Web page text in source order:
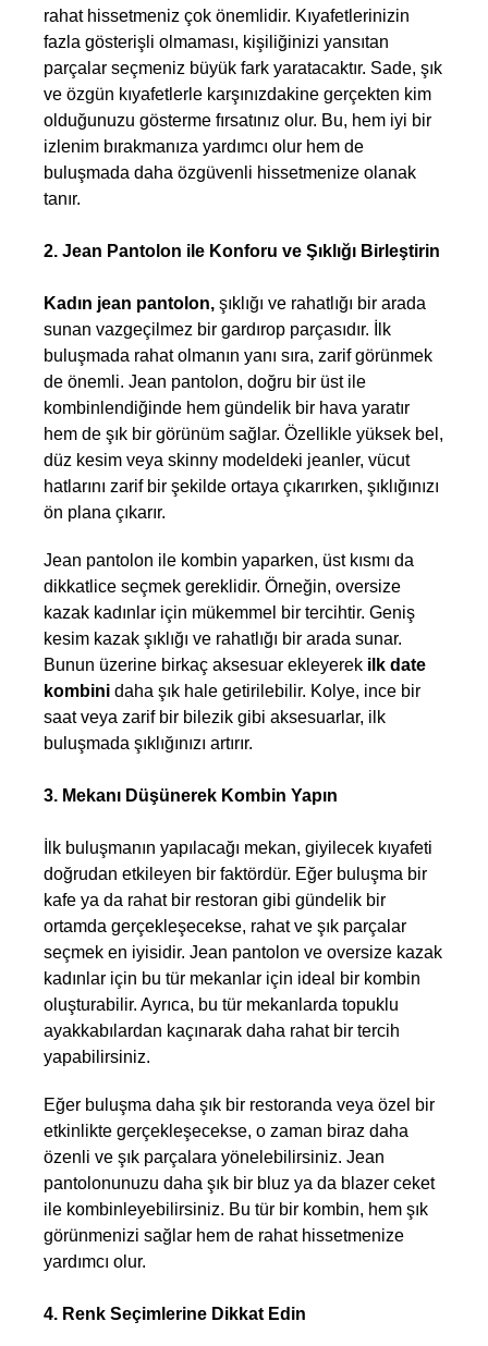
rahat hissetmeniz çok önemlidir. Kıyafetlerinizin
fazla gösterişli olmaması, kişiliğinizi yansıtan
parçalar seçmeniz büyük fark yaratacaktır. Sade, şık
ve özgün kıyafetlerle karşınızdakine gerçekten kim
olduğunuzu gösterme fırsatınız olur. Bu, hem iyi bir
izlenim bırakmanıza yardımcı olur hem de
buluşmada daha özgüvenli hissetmenize olanak
tanır.
2. Jean Pantolon ile Konforu ve Şıklığı Birleştirin
Kadın jean pantolon, şıklığı ve rahatlığı bir arada
sunan vazgeçilmez bir gardırop parçasıdır. İlk
buluşmada rahat olmanın yanı sıra, zarif görünmek
de önemli. Jean pantolon, doğru bir üst ile
kombinlendiğinde hem gündelik bir hava yaratır
hem de şık bir görünüm sağlar. Özellikle yüksek bel,
düz kesim veya skinny modeldeki jeanler, vücut
hatlarını zarif bir şekilde ortaya çıkarırken, şıklığınızı
ön plana çıkarır.
Jean pantolon ile kombin yaparken, üst kısmı da
dikkatlice seçmek gereklidir. Örneğin, oversize
kazak kadınlar için mükemmel bir tercihtir. Geniş
kesim kazak şıklığı ve rahatlığı bir arada sunar.
Bunun üzerine birkaç aksesuar ekleyerek ilk date
kombini daha şık hale getirilebilir. Kolye, ince bir
saat veya zarif bir bilezik gibi aksesuarlar, ilk
buluşmada şıklığınızı artırır.
3. Mekanı Düşünerek Kombin Yapın
İlk buluşmanın yapılacağı mekan, giyilecek kıyafeti
doğrudan etkileyen bir faktördür. Eğer buluşma bir
kafe ya da rahat bir restoran gibi gündelik bir
ortamda gerçekleşecekse, rahat ve şık parçalar
seçmek en iyisidir. Jean pantolon ve oversize kazak
kadınlar için bu tür mekanlar için ideal bir kombin
oluşturabilir. Ayrıca, bu tür mekanlarda topuklu
ayakkabılardan kaçınarak daha rahat bir tercih
yapabilirsiniz.
Eğer buluşma daha şık bir restoranda veya özel bir
etkinlikte gerçekleşecekse, o zaman biraz daha
özenli ve şık parçalara yönelebilirsiniz. Jean
pantolonunuzu daha şık bir bluz ya da blazer ceket
ile kombinleyebilirsiniz. Bu tür bir kombin, hem şık
görünmenizi sağlar hem de rahat hissetmenize
yardımcı olur.
4. Renk Seçimlerine Dikkat Edin